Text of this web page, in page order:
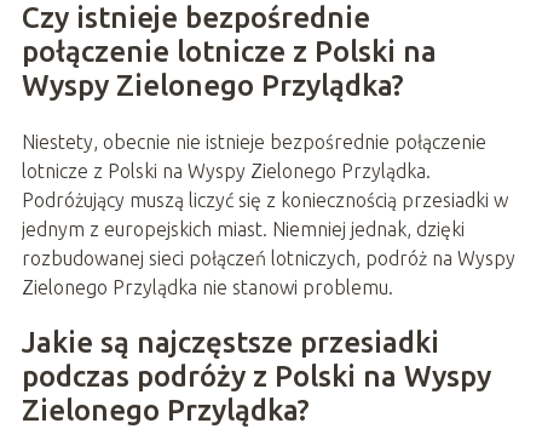
Czy istnieje bezpośrednie
połączenie lotnicze z Polski na
Wyspy Zielonego Przylądka?
Niestety, obecnie nie istnieje bezpośrednie połączenie
lotnicze z Polski na Wyspy Zielonego Przylądka.
Podróżujący muszą liczyć się z koniecznością przesiadki w
jednym z europejskich miast. Niemniej jednak, dzięki
rozbudowanej sieci połączeń lotniczych, podróż na Wyspy
Zielonego Przylądka nie stanowi problemu.
Jakie są najczęstsze przesiadki
podczas podróży z Polski na Wyspy
Zielonego Przylądka?